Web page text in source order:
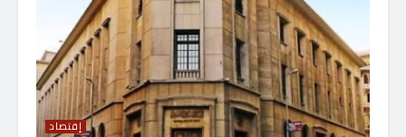
إقتصاد